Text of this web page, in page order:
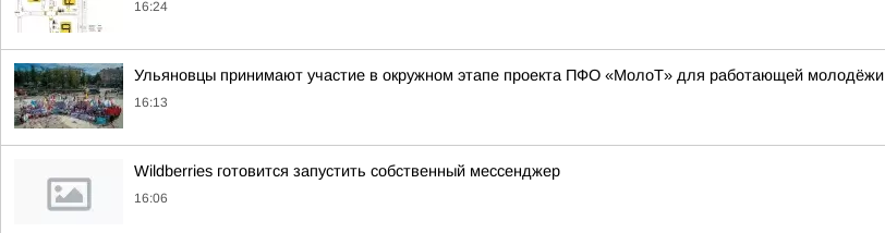
16:24
Ульяновцы принимают участие в окружном этапе проекта ПФО «МолоТ» для работающей молодёжи
16:13
Wildberries готовится запустить собственный мессенджер
16:06